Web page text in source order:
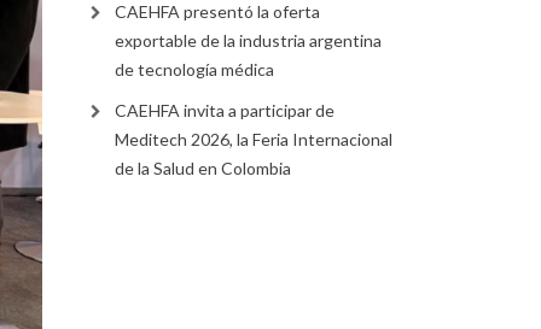
CAEHFA presentó la oferta
exportable de la industria argentina
de tecnología médica
CAEHFA invita a participar de
Meditech 2026, la Feria Internacional
de la Salud en Colombia